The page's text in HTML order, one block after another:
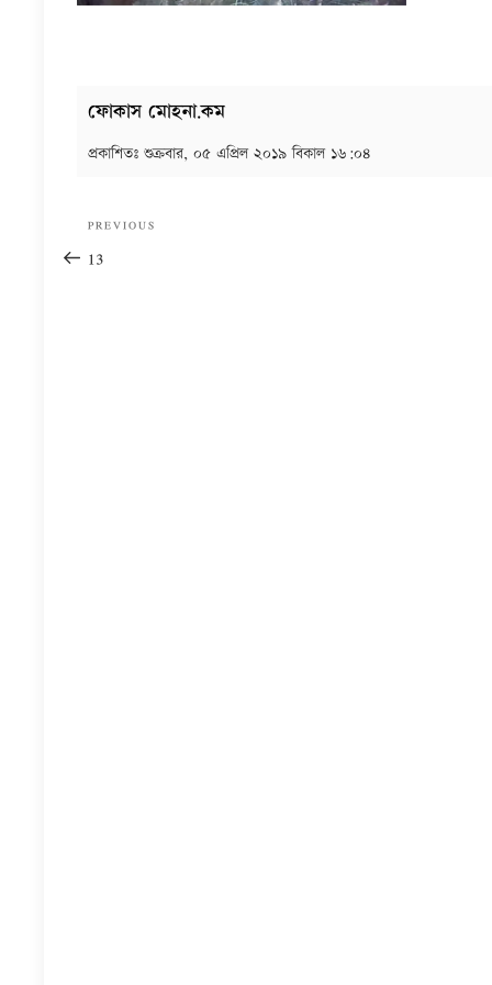
ফোকাস মোহনা.কম
প্রকাশিতঃ শুক্রবার, ০৫ এপ্রিল ২০১৯ বিকাল ১৬:০৪
Previous
Post
PREVIOUS
13